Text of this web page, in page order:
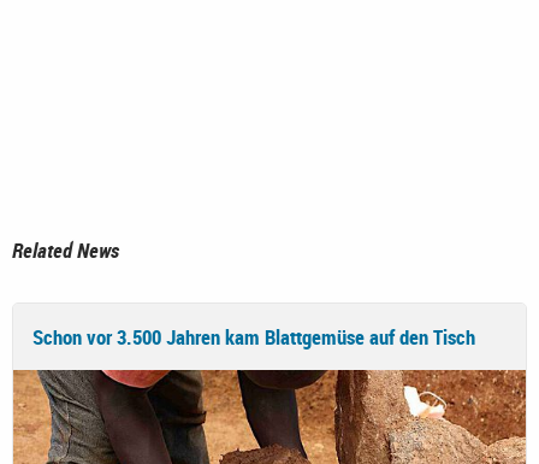
Related News
Schon vor 3.500 Jahren kam Blattgemüse auf den Tisch